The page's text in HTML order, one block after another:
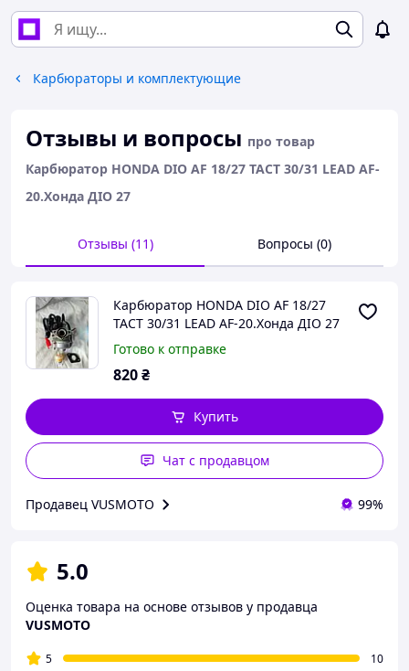
Карбюраторы и комплектующие
Отзывы и вопросы про товар
Карбюратор HONDA DIO AF 18/27 TACT 30/31 LEAD AF-
20.Хонда ДІО 27
Отзывы (11) Вопросы (0)
Карбюратор HONDA DIO AF 18/27
TACT 30/31 LEAD AF-20.Хонда ДІО 27
Готово к отправке
820₴
Купить
Чат с продавцом
Продавец VUSMOTO 99%
5.0
Оценка товара на основе отзывов у продавца
VUSMOTO
5
10